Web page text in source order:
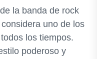
la banda de rock
uno de los
los tiempos.
poderoso y